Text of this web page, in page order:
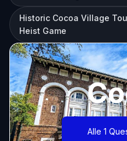
Historic Cocoa Village
Heist Game
Alle 1